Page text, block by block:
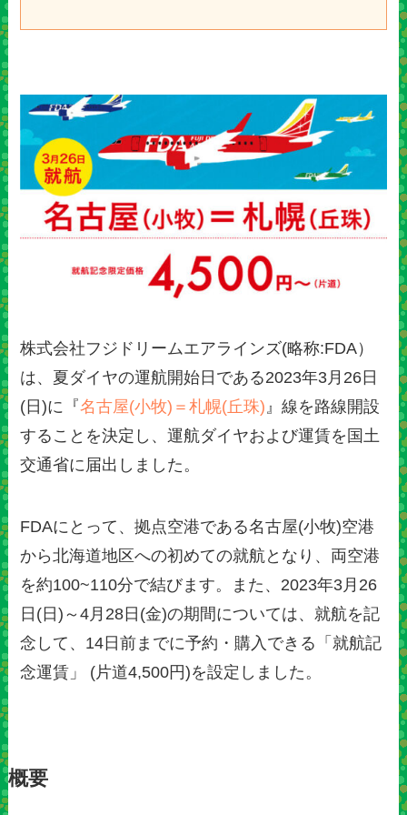
株式会社フジドリームエアラインズ(略称:FDA）
は、夏ダイヤの運航開始日である2023年3月26日
(日)に『名古屋(小牧)＝札幌(丘珠) 』線を路線開設
することを決定し、運航ダイヤおよび運賃を国土
交通省に届出しました。
FDAにとって、拠点空港である名古屋(小牧)空港
から北海道地区への初めての就航となり、両空港
を約100~110分で結びます。また、2023年3月26
日(日)～4月28日(金)の期間については、就航を記
念して、14日前までに予約・購入できる「就航記
念運賃」 (片道4,500円)を設定しました。
概要